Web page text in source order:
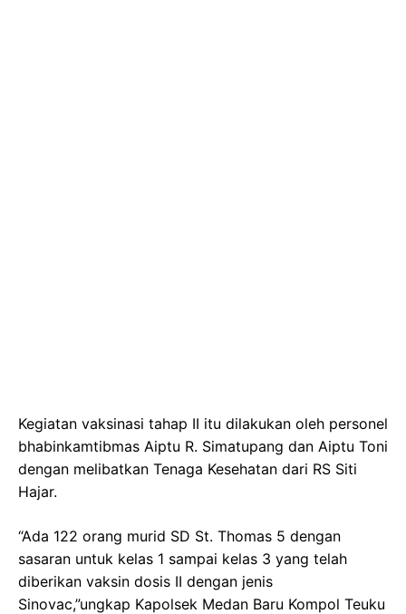
Kegiatan vaksinasi tahap II itu dilakukan oleh personel
bhabinkamtibmas Aiptu R. Simatupang dan Aiptu Toni
dengan melibatkan Tenaga Kesehatan dari RS Siti
Hajar.
“Ada 122 orang murid SD St. Thomas 5 dengan
sasaran untuk kelas 1 sampai kelas 3 yang telah
diberikan vaksin dosis II dengan jenis
Sinovac,”ungkap Kapolsek Medan Baru Kompol Teuku